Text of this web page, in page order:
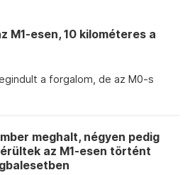
M1-esen, 10 kilométeres a
a forgalom, de az M0-s
meghalt, négyen pedig
az M1-esen történt